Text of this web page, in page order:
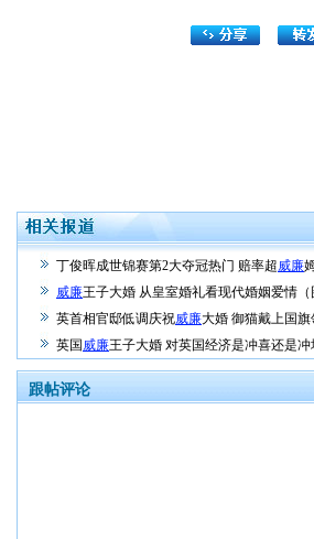
丁俊晖成世锦赛第2大夺冠热门 赔率超威廉
威廉王子大婚 从皇室婚礼看现代婚姻爱情（
英首相官邸低调庆祝威廉大婚 御猫戴上国旗
英国 威廉王子大婚 对英国经济是冲喜还是冲
跟帖评论